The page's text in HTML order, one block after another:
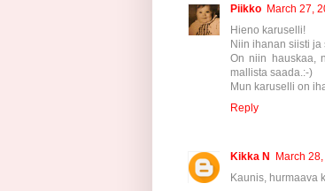
Piikko March 27,
Hieno karuselli!
Niin ihanan siisti ja
On niin hauskaa,
mallista saada.:-)
Mun karuselli on
Reply
Kikka N March
Kaunis, hurmaava